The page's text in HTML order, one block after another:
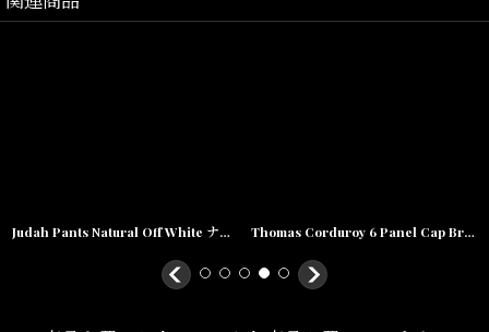
シンプルなデザインながら機能性やポイントを押さえたワークパン
Size(サイズ)/
W32(ウエスト:~90cm,股上:35cm,股下:72cm,腿周:33cm,裾幅:22cm)
W34(ウエスト:~94cm,股上:36cm,股下:73cm,腿周:34cm,裾幅:23cm)
Judah Pants Natural Off White ナチュラル オフ ホワイト Easy イージー パンツ Thomas Corduroy 6 Panel Cap Brown コーデュロイ キャップ